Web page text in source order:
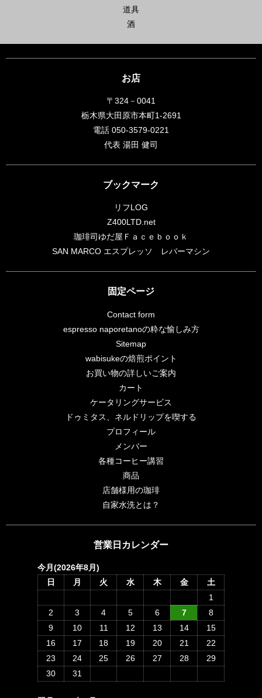
道具
酒
お店
〒324－0041
栃木県大田原市本町1-2691
電話 050-3579-0221
代表 湯田 健司
ブックマーク
リフLOG
Z400LTD.net
珈琲司ゆだ屋Ｆａｃｅｂｏｏｋ
SAN MARCO エスプレッソ レバーマシン
固定ページ
Contact form
espresso naporetanoの粋な愉しみ方
Sitemap
wabisukeの焙煎ポイント
お買い物の詳しいご案内
カート
ケータリングサービス
ドゥミタス、ネルドリップを喫する
プロフィール
メンバー
各種コーヒー講習
商品
店舗様用の珈琲
自家水洗とは？
営業日カレンダー
今月(2026年8月)
日
月 火 水 木 金
土
1
2
3 4 5 6 7
8
9
10 11 12 13 14
15
16
17 18 19 20 21
22
23
24 25 26 27 28
29
30
31